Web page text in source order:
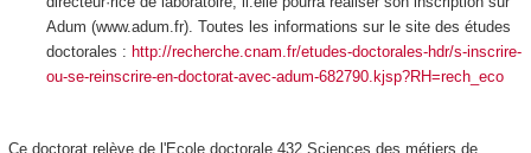
Adum (www.adum.fr). Toutes les informations sur le site des études
doctorales : http://recherche.cnam.fr/etudes-doctorales-hdr/s-inscrire-
ou-se-reinscrire-en-doctorat-avec-adum-682790.kjsp?RH=rech_eco
Ce doctorat relève de l'Ecole doctorale 432 Sciences des métiers de